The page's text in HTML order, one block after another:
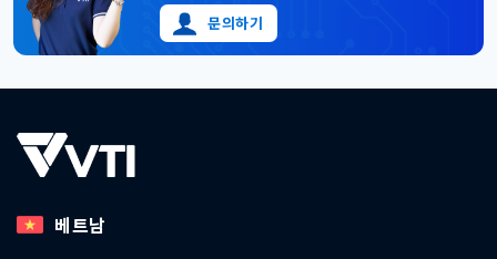
문의하기
베트남